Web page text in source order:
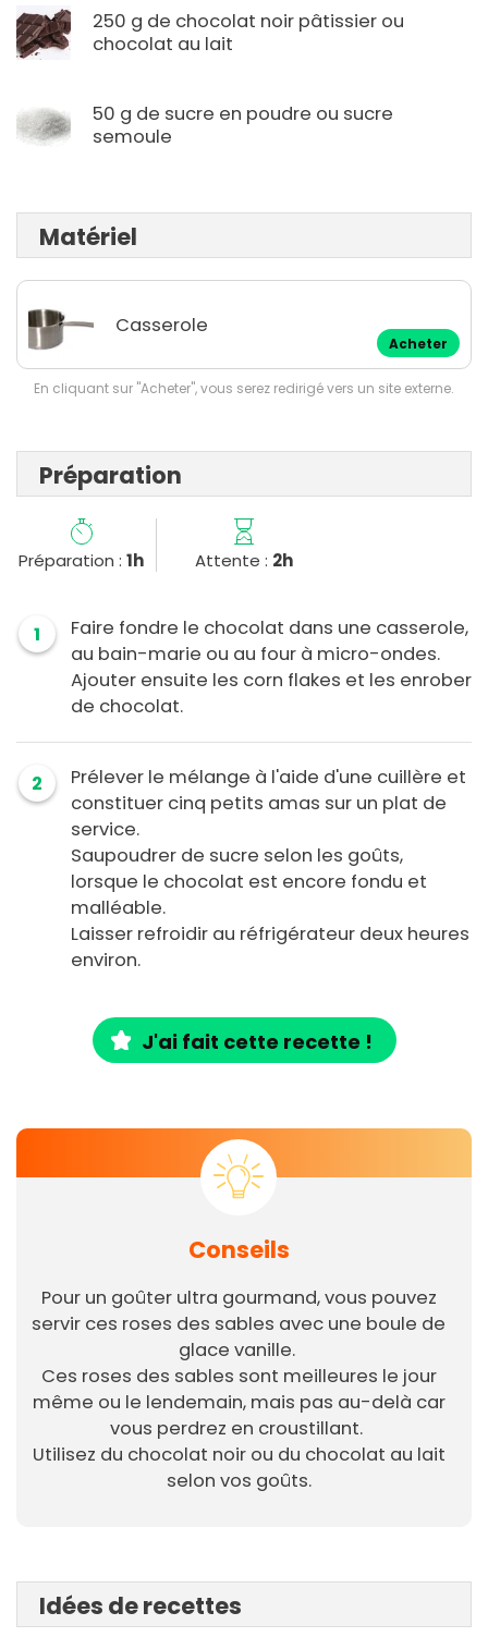
250 g de chocolat noir pâtissier ou
chocolat au lait
50 g de sucre en poudre ou sucre
semoule
Matériel
Casserole
Acheter
En cliquant sur "Acheter", vous serez redirigé vers un site externe.
Préparation
Préparation :1h Attente : 2h
1
Faire fondre le chocolat dans une casserole,
au bain-marie ou au four à micro-ondes.
Ajouter ensuite les corn flakes et les enrober
de chocolat.
2
Prélever le mélange à l'aide d'une cuillère et
constituer cinq petits amas sur un plat de
service.
Saupoudrer de sucre selon les goûts,
lorsque le chocolat est encore fondu et
malléable.
Laisser refroidir au réfrigérateur deux heures
environ.
J'ai fait cette recette !
Conseils
Pour un goûter ultra gourmand, vous pouvez
servir ces roses des sables avec une boule de
glace vanille.
Ces roses des sables sont meilleures le jour
même ou le lendemain, mais pas au-delà car
vous perdrez en croustillant.
Utilisez du chocolat noir ou du chocolat au lait
selon vos goûts.
Idées de recettes